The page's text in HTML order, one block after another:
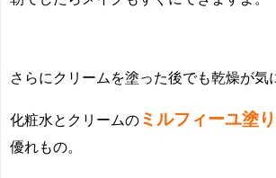
さらにクリームを塗った後でも乾燥が気
化粧水とクリームの ミルフィーユ塗
優れもの。